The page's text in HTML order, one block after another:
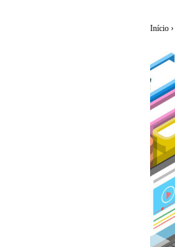
Início ›